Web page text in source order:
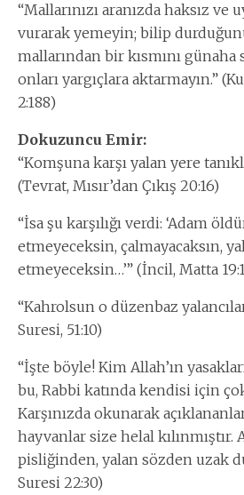
“Mallarınızı aranızda haksız ve
vurarak yemeyin; bilip
mallarından bir kısmını
onları yargıçlara aktarmayın.”
2:188)
Dokuzuncu Emir:
“Komşuna karşı yalan yere
(Tevrat, Mısır’dan Çıkış 20:16)
“İsa şu karşılığı verdi: ‘Adam
etmeyeceksin, çalmayacaksın,
etmeyeceksin…’” (İncil, Matta
“Kahrolsun o düzenbaz
Suresi, 51:10)
“İşte böyle! Kim Allah’ın
bu, Rabbi katında kendisi için
Karşınızda okunarak
hayvanlar size helal kılınmıştır.
pisliğinden, yalan sözden uzak
Suresi 22:30)